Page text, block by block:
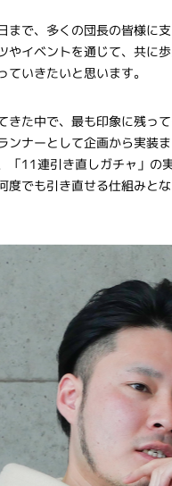
まで、多くの団長の皆様に
やイベントを通じて、共に
いきたいと思います。
きた中で、最も印象に残っ
ンナーとして企画から実装
「11連引き直しガチャ」の
度でも引き直せる仕組みと